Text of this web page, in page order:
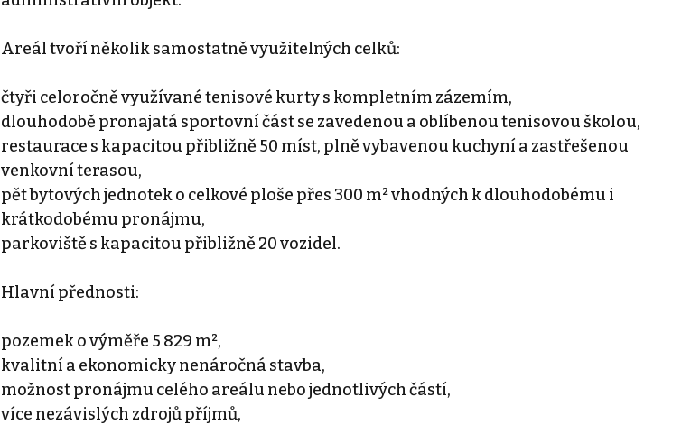
Areál tvoří několik samostatně využitelných celků:
čtyři celoročně využívané tenisové kurty s kompletním zázemím,
dlouhodobě pronajatá sportovní část se zavedenou a oblíbenou tenisovou školou,
restaurace s kapacitou přibližně 50 míst, plně vybavenou kuchyní a zastřešenou
venkovní terasou,
pět bytových jednotek o celkové ploše přes 300 m² vhodných k dlouhodobému i
krátkodobému pronájmu,
parkoviště s kapacitou přibližně 20 vozidel.
Hlavní přednosti:
pozemek o výměře 5 829 m²,
kvalitní a ekonomicky nenáročná stavba,
možnost pronájmu celého areálu nebo jednotlivých částí,
více nezávislých zdrojů příjmů,